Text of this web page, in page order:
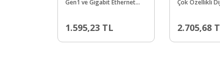
Gen1 ve Gigabit Ethernet
1.595,23 TL
Çok Özellikli
2.705,68